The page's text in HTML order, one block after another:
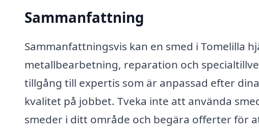
Sammanfattning
Sammanfattningsvis kan en smed i Tomelilla
metallbearbetning, reparation och
tillgång till expertis som är anpassad efter
kvalitet på jobbet. Tveka inte att använda
smeder i ditt område och begära offerter för